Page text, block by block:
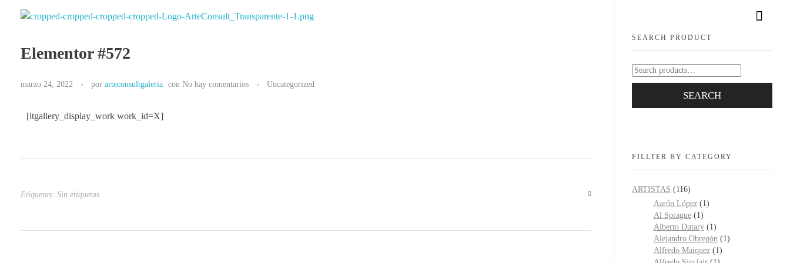
Elementor #572
marzo 24, 2022 por arteconsultgaleria con No hay comentarios Uncategorized
[itgallery_display_work work_id=X]
Etiquetas: Sin etiquetas
SEARCH PRODUCT
SEARCH
FILLTER BY CATEGORY
ARTISTAS (116)
Aarón López (1)
Al Sprague (1)
Alberto Dutary (1)
Alejandro Obregón (1)
Alfredo Maiquez (1)